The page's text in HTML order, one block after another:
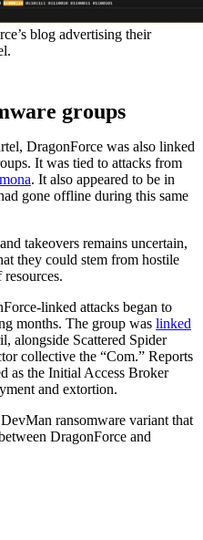
blog advertising their
groups
DragonForce was also linked
It was tied to attacks from
. It also appeared to be in
gone offline during this same
takeovers remains uncertain,
they could stem from hostile
linked attacks began to
months. The group was linked
alongside Scattered Spider
collective the “Com.” Reports
as the Initial Access Broker
and extortion.
ransomware variant that
DragonForce and